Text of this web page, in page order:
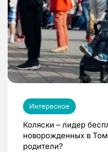
Интересное
Коляски – лидер
новорожденных в
родители?